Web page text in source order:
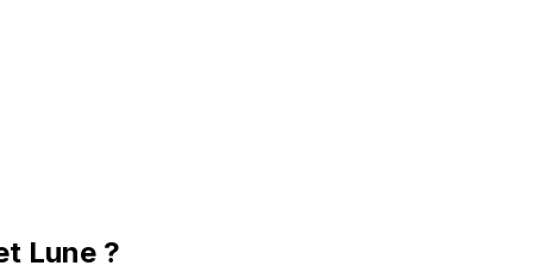
Lune ?